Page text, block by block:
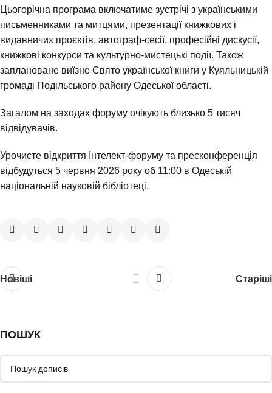
Цьогорічна програма включатиме зустрічі з українськими
письменниками та митцями, презентації книжкових і
видавничих проєктів, автограф-сесії, професійні дискусії,
книжкові конкурси та культурно-мистецькі події. Також
заплановане виїзне Свято української книги у Куяльницькій
громаді Подільського району Одеської області.
Загалом на заходах форуму очікують близько 5 тисяч
відвідувачів.
Урочисте відкриття Інтелект-форуму та пресконференція
відбудуться 5 червня 2026 року об 11:00 в Одеській
національній науковій бібліотеці.
Новіші Старіші
ПОШУК